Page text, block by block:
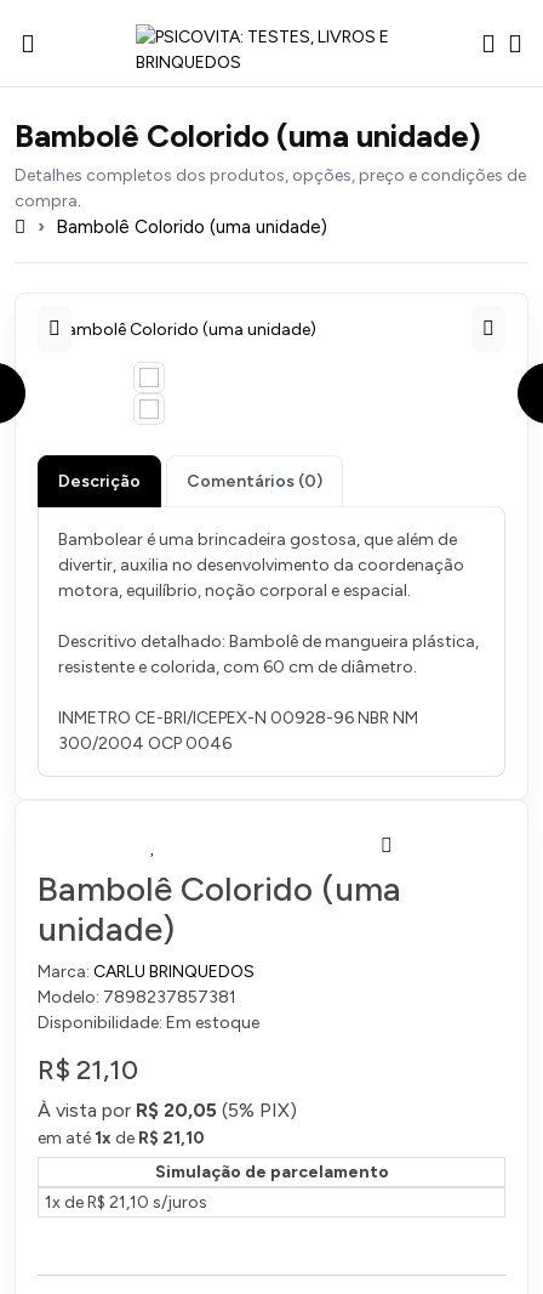
Bambolê Colorido (uma unidade)
Detalhes completos dos produtos, opções, preço e condições de
compra.
Bambolê Colorido (uma unidade)
Descrição Comentários (0)
Bambolear é uma brincadeira gostosa, que além de
divertir, auxilia no desenvolvimento da coordenação
motora, equilíbrio, noção corporal e espacial.
Descritivo detalhado: Bambolê de mangueira plástica,
resistente e colorida, com 60 cm de diâmetro.
INMETRO CE-BRI/ICEPEX-N 00928-96 NBR NM
300/2004 OCP 0046
Bambolê Colorido (uma
unidade)
Marca: CARLU BRINQUEDOS
Modelo: 7898237857381
Disponibilidade: Em estoque
R$ 21,10
À vista por R$ 20,05 (5% PIX)
em até 1x de R$ 21,10
Simulação de parcelamento
1x de R$ 21,10 s/juros